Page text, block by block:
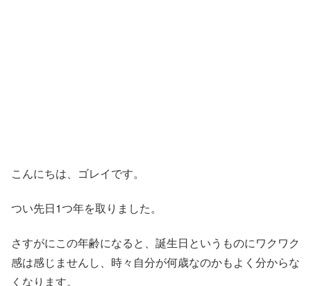
こんにちは、ゴレイです。
つい先日1つ年を取りました。
さすがにこの年齢になると、誕生日というものにワクワク
感は感じませんし、時々自分が何歳なのかもよく分からな
くなります。